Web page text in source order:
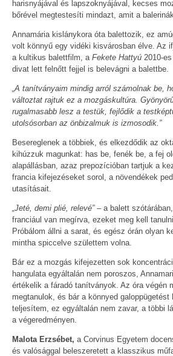
harisnyájával és lapszoknyájával, kecses
bőrével megtestesíti mindazt, amit a
Annamária kislánykora óta balettozik, ez
volt könnyű egy vidéki kisvárosban élve. Az
a kultikus balettfilm, a Fekete Hattyú 2010-
divat lett felnőtt fejjel is belevágni a balettbe.
„A tanítványaim mindig arról számolnak be,
változtat rajtuk ez a mozgáskultúra.
rugalmasabb lesz a testük, fejlődik a
utolsósorban az önbizalmuk is izmosodik.”
Besereglenek a többiek, és elkezdődik az
kihúzzuk magunkat: has be, fenék be, a fej
alapállásban, azaz prepozícióban tartjuk a
francia kifejezéseket sorol, a növendékek
utasításait.
„Jeté, demi plié, relevé” –a balett
franciául van megírva, ezeket meg kell
Próbálom állni a sarat, és egész órán olyan
mintha spiccelve születtem volna.
Bár ez a mozgás kifejezetten sok
hangulata egyáltalán nem poroszos,
értékelik a fáradó tanítványok. Az óra végén
megtanulok, és bár a könnyed
teljesítem, ez egyáltalán nem zavar, a többi
a végeredményen.
Malota Erzsébet, a Corvinus Egyetem
és valósággal beleszeretett a klasszikus